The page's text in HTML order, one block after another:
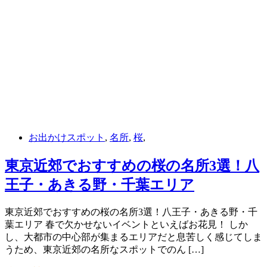
お出かけスポット , 名所, 桜,
東京近郊でおすすめの桜の名所3選！八
王子・あきる野・千葉エリア
東京近郊でおすすめの桜の名所3選！八王子・あきる野・千
葉エリア 春で欠かせないイベントといえばお花見！ しか
し、大都市の中心部が集まるエリアだと息苦しく感じてしま
うため、東京近郊の名所なスポットでのん […]